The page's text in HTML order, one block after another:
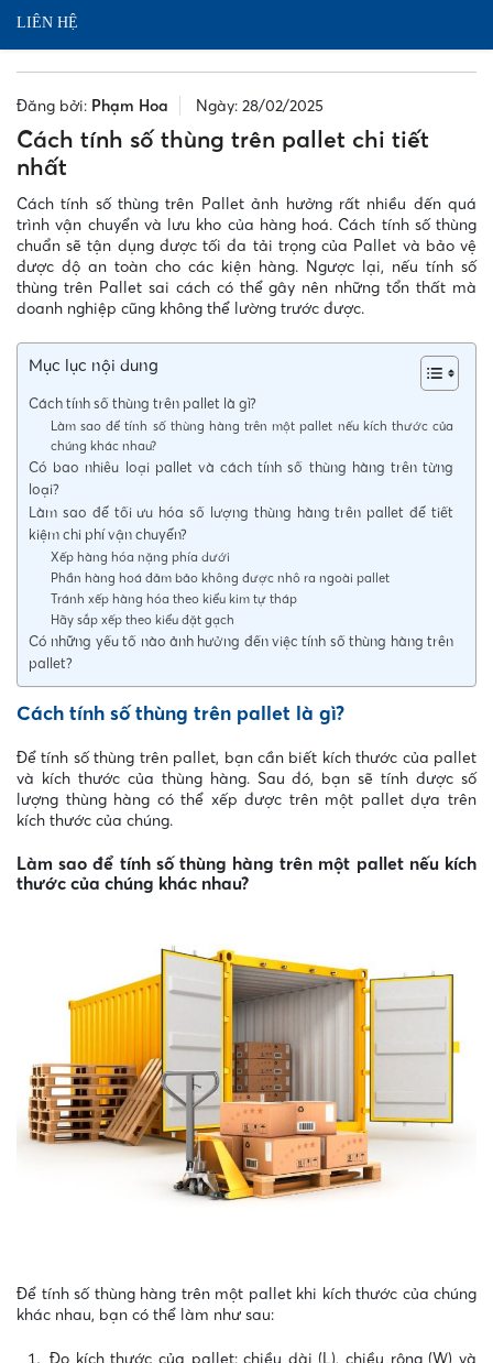
LIÊN HỆ
Đăng bởi: Phạm Hoa Ngày: 28/02/2025
Cách tính số thùng trên pallet chi tiết
nhất
Cách tính số thùng trên Pallet ảnh hưởng rất nhiều đến quá
trình vận chuyển và lưu kho của hàng hoá. Cách tính số thùng
chuẩn sẽ tận dụng được tối đa tải trọng của Pallet và bảo vệ
được độ an toàn cho các kiện hàng. Ngược lại, nếu tính số
thùng trên Pallet sai cách có thể gây nên những tổn thất mà
doanh nghiệp cũng không thể lường trước được.
Mục lục nội dung
Cách tính số thùng trên pallet là gì?
Làm sao để tính số thùng hàng trên một pallet nếu kích thước của
chúng khác nhau?
Có bao nhiêu loại pallet và cách tính số thùng hàng trên từng
loại?
Làm sao để tối ưu hóa số lượng thùng hàng trên pallet để tiết
kiệm chi phí vận chuyển?
Xếp hàng hóa nặng phía dưới
Phần hàng hoá đảm bảo không được nhô ra ngoài pallet
Tránh xếp hàng hóa theo kiểu kim tự tháp
Hãy sắp xếp theo kiểu đặt gạch
Có những yếu tố nào ảnh hưởng đến việc tính số thùng hàng trên
pallet?
Cách tính số thùng trên pallet là gì?
Để tính số thùng trên pallet, bạn cần biết kích thước của pallet
và kích thước của thùng hàng. Sau đó, bạn sẽ tính được số
lượng thùng hàng có thể xếp được trên một pallet dựa trên
kích thước của chúng.
Làm sao để tính số thùng hàng trên một pallet nếu kích
thước của chúng khác nhau?
Để tính số thùng hàng trên một pallet khi kích thước của chúng
khác nhau, bạn có thể làm như sau:
Đo kích thước của pallet: chiều dài (L), chiều rộng (W) và